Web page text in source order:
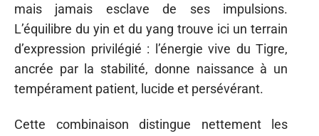
mais jamais esclave de ses impulsions.
L’équilibre du yin et du yang trouve ici un terrain
d’expression privilégié : l’énergie vive du Tigre,
ancrée par la stabilité, donne naissance à un
tempérament patient, lucide et persévérant.
Cette combinaison distingue nettement les